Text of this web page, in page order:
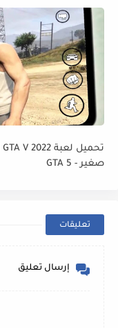
صغير - GTA 5
تعليقات
إرسال تعليق